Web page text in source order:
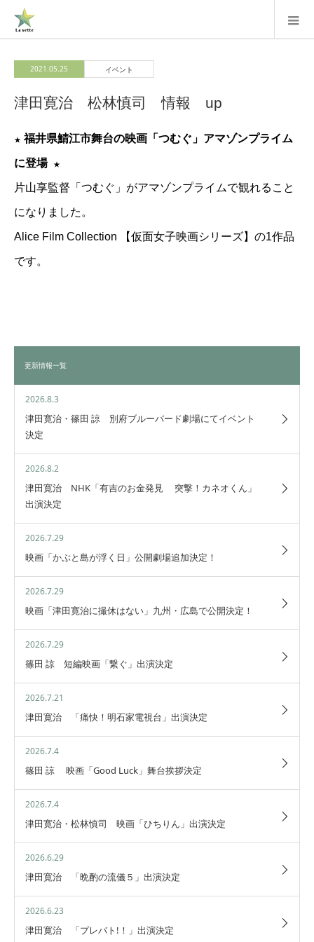
2021.05.25 イベント
津田寛治 松林慎司 情報 up
★ 福井県鯖江市舞台の映画「つむぐ」アマゾンプライム
に登場 ★
片山享監督「つむぐ」がアマゾンプライムで観れること
になりました。
Alice Film Collection 【仮面女子映画シリーズ】の1作品
です。
更新情報一覧
2026.8.3
津田寛治・篠田 諒 別府ブルーバード劇場にてイベント
決定
2026.8.2
津田寛治 NHK「有吉のお金発見 突撃！カネオくん」
出演決定
2026.7.29
映画「かぶと島が浮く日」公開劇場追加決定！
2026.7.29
映画「津田寛治に撮休はない」九州・広島で公開決定！
2026.7.29
篠田 諒 短編映画「繋ぐ」出演決定
2026.7.21
津田寛治 「痛快！明石家電視台」出演決定
2026.7.4
篠田 諒 映画「Good Luck」舞台挨拶決定
2026.7.4
津田寛治・松林慎司 映画「ひちりん」出演決定
2026.6.29
津田寛治 「晩酌の流儀５」出演決定
2026.6.23
津田寛治 「プレバト!！」出演決定